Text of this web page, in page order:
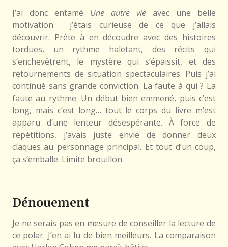
J’ai donc entamé Une autre vie avec une belle
motivation : j’étais curieuse de ce que j’allais
découvrir. Prête à en découdre avec des histoires
tordues, un rythme haletant, des récits qui
s’enchevêtrent, le mystère qui s’épaissit, et des
retournements de situation spectaculaires. Puis j’ai
continué sans grande conviction. La faute à qui ? La
faute au rythme. Un début bien emmené, puis c’est
long, mais c’est long… tout le corps du livre m’est
apparu d’une lenteur désespérante. À force de
répétitions, j’avais juste envie de donner deux
claques au personnage principal. Et tout d’un coup,
ça s’emballe. Limite brouillon.
Dénouement
Je ne serais pas en mesure de conseiller la lecture de
ce polar. J’en ai lu de bien meilleurs. La comparaison